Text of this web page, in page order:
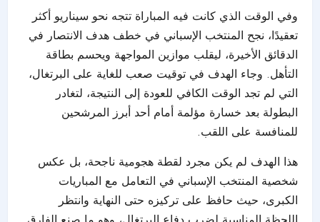
وفي الوقت الذي كانت فيه المباراة تتجه نحو سيناريو أكثر
تعقيدًا، نجح المنتخب الإسباني في خطف هدف الانتصار في
الدقائق الأخيرة، ليقلب موازين المواجهة ويحسم بطاقة
التأهل. وجاء الهدف في توقيت صعب للغاية على البرتغال،
التي لم تجد الوقت الكافي للعودة إلى النتيجة، لتغادر
البطولة بعد خسارة مؤلمة أمام أحد أبرز المرشحين
للمنافسة على اللقب.
هذا الهدف لم يكن مجرد لقطة هجومية ناجحة، بل عكس
شخصية المنتخب الإسباني في التعامل مع المباريات
الكبرى، حيث حافظ على تركيزه حتى النهاية وانتظر